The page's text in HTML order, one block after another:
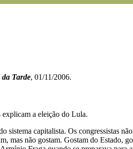
Tarde, 01/11/2006.
explicam a eleição do Lula.
sistema capitalista. Os congressistas
mas não gostam. Gostam do Estado,